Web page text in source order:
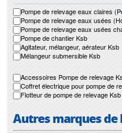
Pompe de relevage eaux claires
Pompe de relevage eaux usées
Pompe de relevage eaux usées
Pompe de chantier Ksb
Agitateur, mélangeur, aérateur Ksb
Mélangeur submersible Ksb
Accessoires Pompe de relevage
Coffret électrique pour pompe de
Flotteur de pompe de relevage Ksb
Autres marques de